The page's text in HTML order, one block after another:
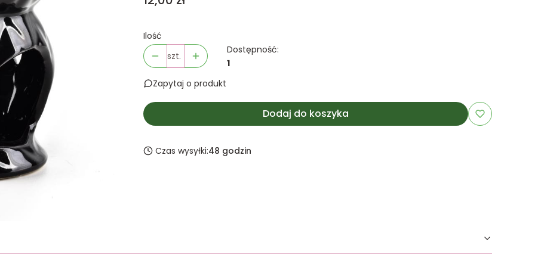
Ilość
szt.
Dostępność:
1
Zapytaj o produkt
Dodaj do koszyka
Czas wysyłki:48 godzin